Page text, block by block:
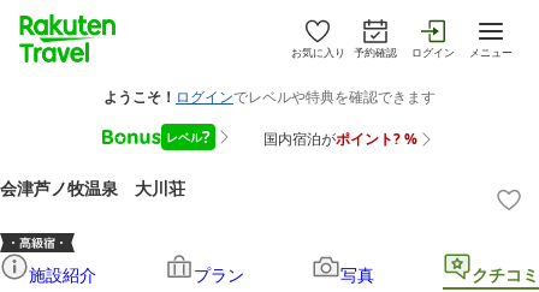
お気に入り 予約確認 ログイン メニュー
会津芦ノ牧温泉 大川荘
施設紹介 プラン 写真 クチコミ